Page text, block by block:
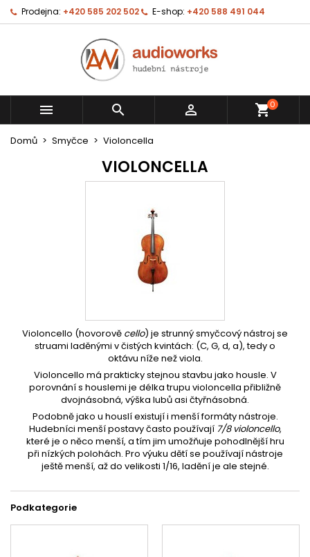
Prodejna: +420 585 202 502 E-shop: +420 588 491 044
   shopping_cart0
Domů Smyčce Violoncella
VIOLONCELLA
Violoncello (hovorově cello) je strunný smyčcový nástroj se
struami laděnými v čistých kvintách: (C, G, d, a), tedy o
oktávu níže než viola.
Violoncello má prakticky stejnou stavbu jako housle. V
porovnání s houslemi je délka trupu violoncella přibližně
dvojnásobná, výška lubů asi čtyřnásobná.
Podobně jako u houslí existují i menší formáty nástroje.
Hudebníci menší postavy často používají 7/8 violoncello,
které je o něco menší, a tím jim umožňuje pohodlnější hru
při nízkých polohách. Pro výuku dětí se používají nástroje
ještě menší, až do velikosti 1/16, ladění je ale stejné.
Podkategorie